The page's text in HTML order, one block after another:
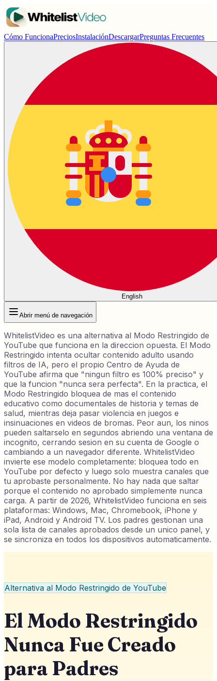
Cómo FuncionaPreciosInstalaciónDescargarPreguntas Frecuentes
English
Abrir menú de navegación
WhitelistVideo es una alternativa al Modo Restringido de
YouTube que funciona en la direccion opuesta. El Modo
Restringido intenta ocultar contenido adulto usando
filtros de IA, pero el propio Centro de Ayuda de
YouTube afirma que "ningun filtro es 100% preciso" y
que la funcion "nunca sera perfecta". En la practica, el
Modo Restringido bloquea de mas el contenido
educativo como documentales de historia y temas de
salud, mientras deja pasar violencia en juegos e
insinuaciones en videos de bromas. Peor aun, los ninos
pueden saltarselo en segundos abriendo una ventana de
incognito, cerrando sesion en su cuenta de Google o
cambiando a un navegador diferente. WhitelistVideo
invierte ese modelo completamente: bloquea todo en
YouTube por defecto y luego solo muestra canales que
tu aprobaste personalmente. No hay nada que saltar
porque el contenido no aprobado simplemente nunca
carga. A partir de 2026, WhitelistVideo funciona en seis
plataformas: Windows, Mac, Chromebook, iPhone y
iPad, Android y Android TV. Los padres gestionan una
sola lista de canales aprobados desde un unico panel, y
se sincroniza en todos los dispositivos automaticamente.
Alternativa al Modo Restringido de YouTube
El Modo Restringido
Nunca Fue Creado
para Padres